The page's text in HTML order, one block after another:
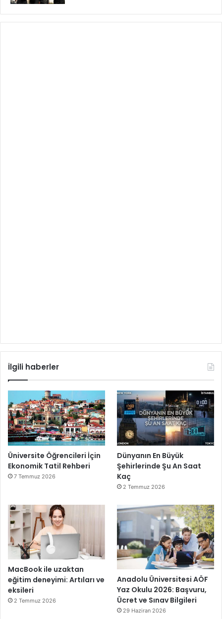
İlgili haberler
Üniversite Öğrencileri İçin
Ekonomik Tatil Rehberi
7 Temmuz 2026
Dünyanın En Büyük
Şehirlerinde Şu An Saat
Kaç
2 Temmuz 2026
MacBook ile uzaktan
eğitim deneyimi: Artıları ve
eksileri
2 Temmuz 2026
Anadolu Üniversitesi AÖF
Yaz Okulu 2026: Başvuru,
Ücret ve Sınav Bilgileri
29 Haziran 2026